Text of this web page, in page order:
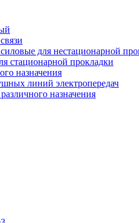
для нестационарной
стационарной прокладки
назначения
линий электропередач
назначения